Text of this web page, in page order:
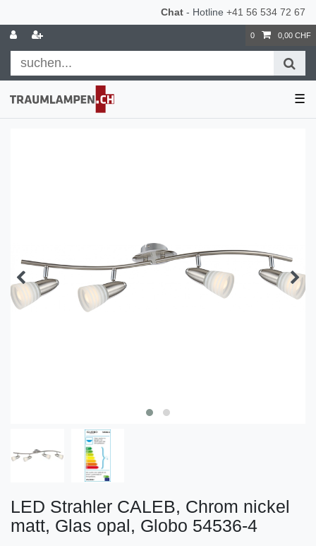
Chat - Hotline +41 56 534 72 67
0 0,00 CHF
☰
LED Strahler CALEB, Chrom nickel
matt, Glas opal, Globo 54536-4